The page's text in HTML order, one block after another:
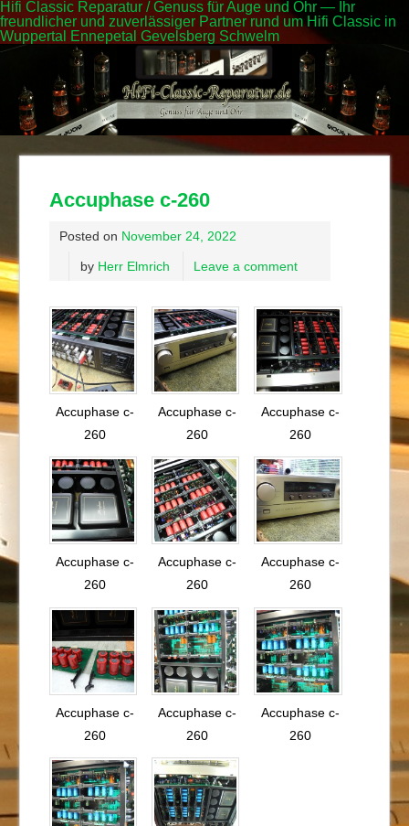
Hifi Classic Reparatur / Genuss für Auge und Ohr — Ihr
freundlicher und zuverlässiger Partner rund um Hifi Classic in
Wuppertal Ennepetal Gevelsberg Schwelm
Accuphase c-260
Posted on November 24, 2022
by Herr Elmrich Leave a comment
Accuphase c-
260
Accuphase c-
260
Accuphase c-
260
Accuphase c-
260
Accuphase c-
260
Accuphase c-
260
Accuphase c-
260
Accuphase c-
260
Accuphase c-
260